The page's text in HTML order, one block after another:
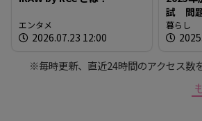
エンタメ
2026.07.23 12:00
試 問
暮らし
※毎時更新、直近24時間のアクセス数